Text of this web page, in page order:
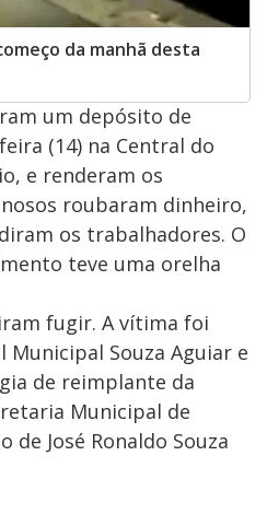
da manhã desta
um depósito de
(14) na Central do
e renderam os
roubaram dinheiro,
os trabalhadores. O
teve uma orelha
fugir. A vítima foi
Municipal Souza Aguiar e
de reimplante da
Municipal de
de José Ronaldo Souza